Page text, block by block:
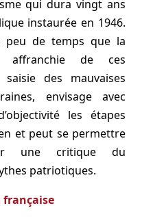
qui dura vingt ans
instaurée en 1946.
peu de temps que la
affranchie de ces
des mauvaises
envisage avec
les étapes
et peut se permettre
une critique du
patriotiques.
française